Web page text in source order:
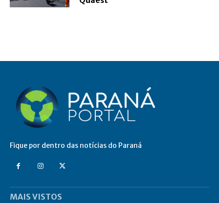
Fique por dentro das notícias do Paraná
MAIS VISTOS